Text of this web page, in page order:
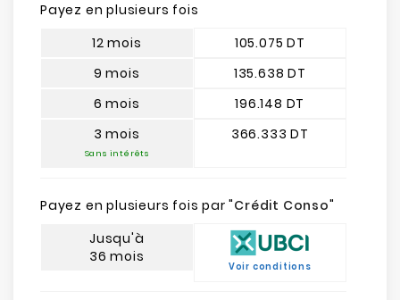
Payez en plusieurs fois
12 mois
9 mois
6 mois
3 mois
Sans intérêts
105.075 DT
135.638 DT
196.148 DT
366.333 DT
Payez en plusieurs fois par "Crédit Conso"
Jusqu'à
36 mois
Voir conditions